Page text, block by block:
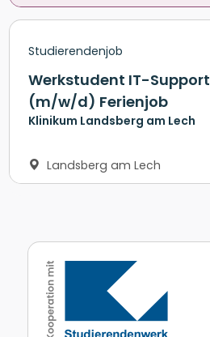
Studierendenjob
Werkstudent IT-Support
(m/w/d) Ferienjob
Klinikum Landsberg am Lech
Landsberg am Lech